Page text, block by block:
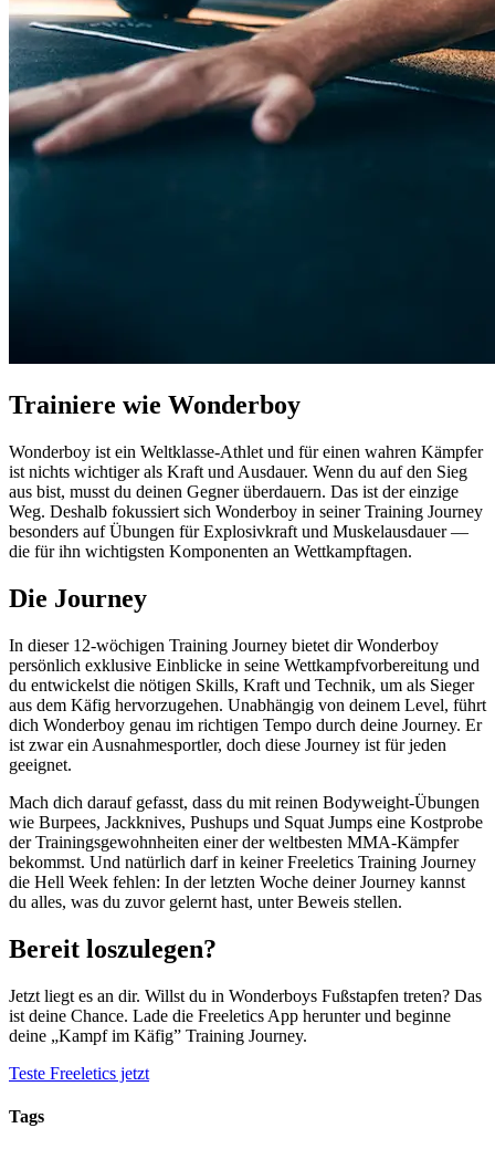
Trainiere wie Wonderboy
Wonderboy ist ein Weltklasse-Athlet und für einen wahren Kämpfer
ist nichts wichtiger als Kraft und Ausdauer. Wenn du auf den Sieg
aus bist, musst du deinen Gegner überdauern. Das ist der einzige
Weg. Deshalb fokussiert sich Wonderboy in seiner Training Journey
besonders auf Übungen für Explosivkraft und Muskelausdauer —
die für ihn wichtigsten Komponenten an Wettkampftagen.
Die Journey
In dieser 12-wöchigen Training Journey bietet dir Wonderboy
persönlich exklusive Einblicke in seine Wettkampfvorbereitung und
du entwickelst die nötigen Skills, Kraft und Technik, um als Sieger
aus dem Käfig hervorzugehen. Unabhängig von deinem Level, führt
dich Wonderboy genau im richtigen Tempo durch deine Journey. Er
ist zwar ein Ausnahmesportler, doch diese Journey ist für jeden
geeignet.
Mach dich darauf gefasst, dass du mit reinen Bodyweight-Übungen
wie Burpees, Jackknives, Pushups und Squat Jumps eine Kostprobe
der Trainingsgewohnheiten einer der weltbesten MMA-Kämpfer
bekommst. Und natürlich darf in keiner Freeletics Training Journey
die Hell Week fehlen: In der letzten Woche deiner Journey kannst
du alles, was du zuvor gelernt hast, unter Beweis stellen.
Bereit loszulegen?
Jetzt liegt es an dir. Willst du in Wonderboys Fußstapfen treten? Das
ist deine Chance. Lade die Freeletics App herunter und beginne
deine „Kampf im Käfig” Training Journey.
Teste Freeletics jetzt
Tags